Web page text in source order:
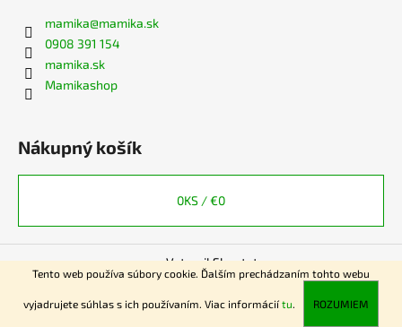
Tento web používa súbory cookie. Ďalším prechádzaním tohto webu
vyjadrujete súhlas s ich používaním. Viac informáciítu. ROZUMIEM
mamika@mamika.sk
0908 391 154
mamika.sk
Mamikashop
Nákupný košík
0KS /€0
Vytvoril Shoptet
Získajte zľavu 5eur